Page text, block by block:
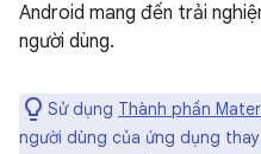
Android mang đến trải
người dùng.
Sử dụng Thành phần
người dùng của ứng dụng